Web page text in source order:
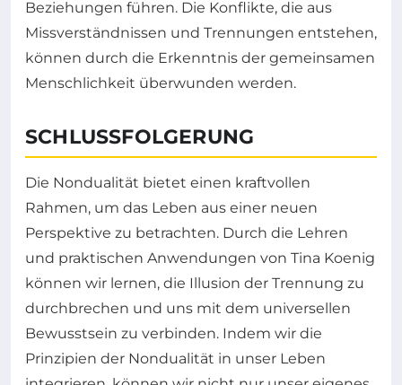
Beziehungen führen. Die Konflikte, die aus
Missverständnissen und Trennungen entstehen,
können durch die Erkenntnis der gemeinsamen
Menschlichkeit überwunden werden.
SCHLUSSFOLGERUNG
Die Nondualität bietet einen kraftvollen
Rahmen, um das Leben aus einer neuen
Perspektive zu betrachten. Durch die Lehren
und praktischen Anwendungen von Tina Koenig
können wir lernen, die Illusion der Trennung zu
durchbrechen und uns mit dem universellen
Bewusstsein zu verbinden. Indem wir die
Prinzipien der Nondualität in unser Leben